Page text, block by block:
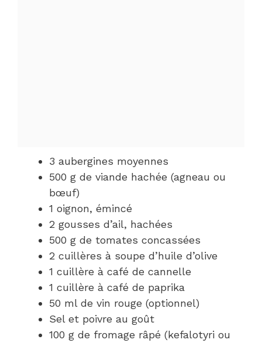
3 aubergines moyennes
500 g de viande hachée (agneau ou
bœuf)
1 oignon, émincé
2 gousses d’ail, hachées
500 g de tomates concassées
2 cuillères à soupe d’huile d’olive
1 cuillère à café de cannelle
1 cuillère à café de paprika
50 ml de vin rouge (optionnel)
Sel et poivre au goût
100 g de fromage râpé (kefalotyri ou